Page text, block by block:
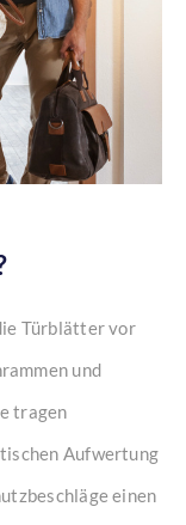
Türblätter vor
und
tragen
Aufwertung
einen